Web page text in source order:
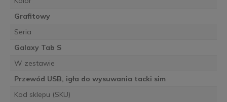
Grafitowy
Seria
Galaxy Tab S
W zestawie
Przewód USB, igła do wysuwania tacki sim
Kod sklepu (SKU)